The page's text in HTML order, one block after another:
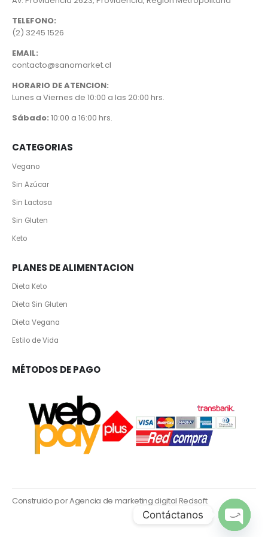
TELEFONO:
(2) 3245 1526
EMAIL:
contacto@sanomarket.cl
HORARIO DE ATENCION:
Lunes a Viernes de 10:00 a las 20:00 hrs.
Sábado: 10:00 a 16:00 hrs.
CATEGORIAS
Vegano
Sin Azúcar
Sin Lactosa
Sin Gluten
Keto
PLANES DE ALIMENTACION
Dieta Keto
Dieta Sin Gluten
Dieta Vegana
Estilo de Vida
MÉTODOS DE PAGO
Construido por Agencia de marketing digital Redsoft
Contáctanos